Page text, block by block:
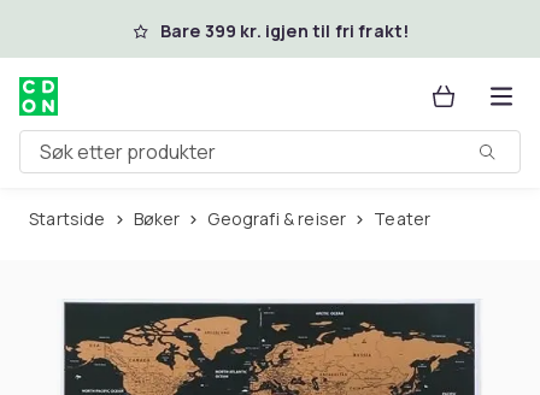
Hopp til hovedinnholdBare 399 kr. igjen til fri frakt!
Søk etter produkter
Startside Bøker Geografi & reiser Teater